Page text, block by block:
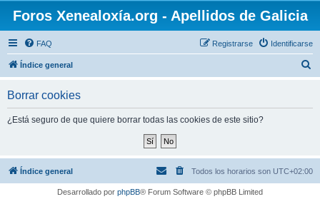
Foros Xenealoxía.org - Apellidos de Galicia
FAQ Identificarse
Registrarse
Índice general
Borrar cookies
¿Está seguro de que quiere borrar todas las cookies de este sitio?
Índice general Todos los horarios son UTC+02:00
Desarrollado por phpBB® Forum Software © phpBB Limited